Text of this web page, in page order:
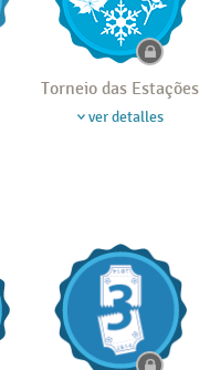
Torneio das Estações
ver detalles